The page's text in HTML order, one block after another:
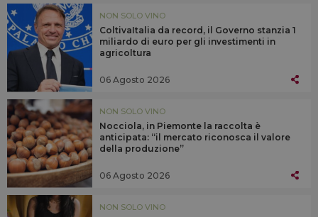
NON SOLO VINO
ColtivaItalia da record, il Governo stanzia 1
miliardo di euro per gli investimenti in
agricoltura
06 Agosto 2026
NON SOLO VINO
Nocciola, in Piemonte la raccolta è
anticipata: “il mercato riconosca il valore
della produzione”
06 Agosto 2026
NON SOLO VINO